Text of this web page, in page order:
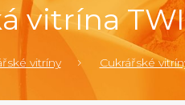
vitrína
vitríny Cukrářské